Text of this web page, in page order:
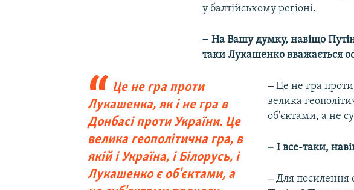
у балтійському регіоні.
–На Вашу думку, навіщо
таки Лукашенко вважається
Це не гра проти
Лукашенка, як і не гра в
Донбасі проти України. Це
велика геополітична гра, в
якій і Україна, і Білорусь, і
Лукашенко є об'єктами, а
–Це не гра
велика
об'єктами, а не
– І все-таки,
–Для посилення